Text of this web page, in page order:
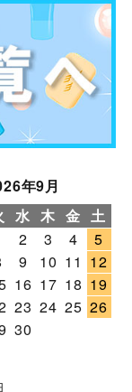
年9月
水 木 金 土
2 3 4
5
9 10 11 12
16 17 18 19
23 24 25 26
30